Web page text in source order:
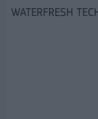
WATERFRESH